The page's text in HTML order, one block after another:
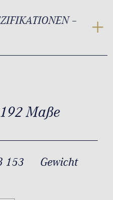
–
Maße
153
Gewicht